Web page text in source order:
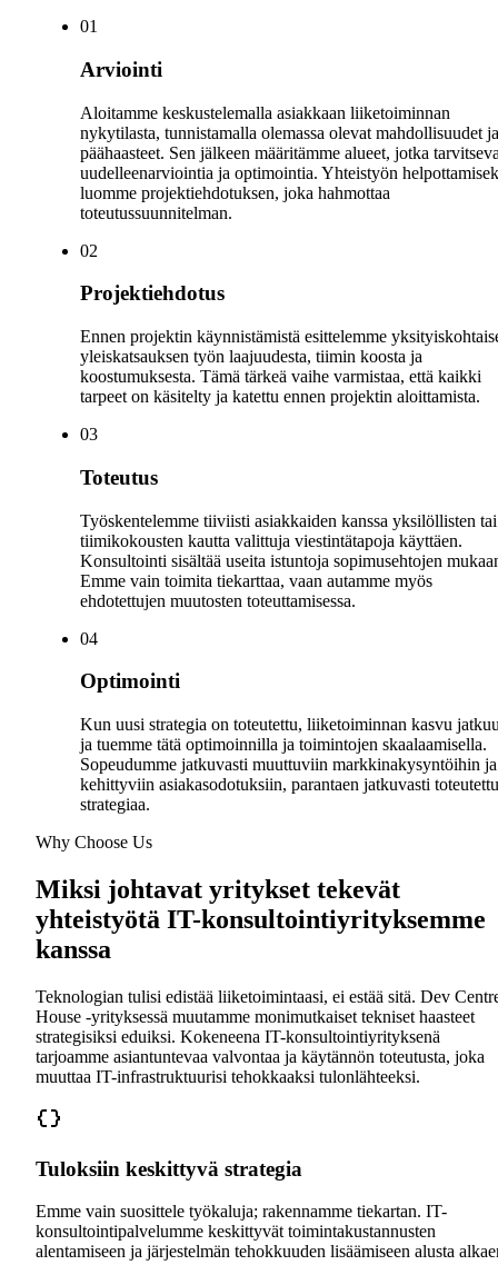
01
Arviointi
Aloitamme keskustelemalla asiakkaan liiketoiminnan
nykytilasta, tunnistamalla olemassa olevat mahdollisuudet ja
päähaasteet. Sen jälkeen määritämme alueet, jotka
uudelleenarviointia ja optimointia. Yhteistyön
luomme projektiehdotuksen, joka hahmottaa
toteutussuunnitelman.
02
Projektiehdotus
Ennen projektin käynnistämistä esittelemme
yleiskatsauksen työn laajuudesta, tiimin koosta ja
koostumuksesta. Tämä tärkeä vaihe varmistaa, että kaikki
tarpeet on käsitelty ja katettu ennen projektin aloittamista.
03
Toteutus
Työskentelemme tiiviisti asiakkaiden kanssa yksilöllisten tai
tiimikokousten kautta valittuja viestintätapoja käyttäen.
Konsultointi sisältää useita istuntoja sopimusehtojen
Emme vain toimita tiekarttaa, vaan autamme myös
ehdotettujen muutosten toteuttamisessa.
04
Optimointi
Kun uusi strategia on toteutettu, liiketoiminnan kasvu
ja tuemme tätä optimoinnilla ja toimintojen skaalaamisella.
Sopeudumme jatkuvasti muuttuviin markkinakysyntöihin ja
kehittyviin asiakasodotuksiin, parantaen jatkuvasti
strategiaa.
Why Choose Us
Miksi johtavat yritykset tekevät
yhteistyötä IT-konsultointiyrityksemme
kanssa
Teknologian tulisi edistää liiketoimintaasi, ei estää sitä. Dev
House -yrityksessä muutamme monimutkaiset tekniset haasteet
strategisiksi eduiksi. Kokeneena IT-konsultointiyrityksenä
tarjoamme asiantuntevaa valvontaa ja käytännön toteutusta, joka
muuttaa IT-infrastruktuurisi tehokkaaksi tulonlähteeksi.
Tuloksiin keskittyvä strategia
Emme vain suosittele työkaluja; rakennamme tiekartan. IT-
konsultointipalvelumme keskittyvät toimintakustannusten
alentamiseen ja järjestelmän tehokkuuden lisäämiseen alusta